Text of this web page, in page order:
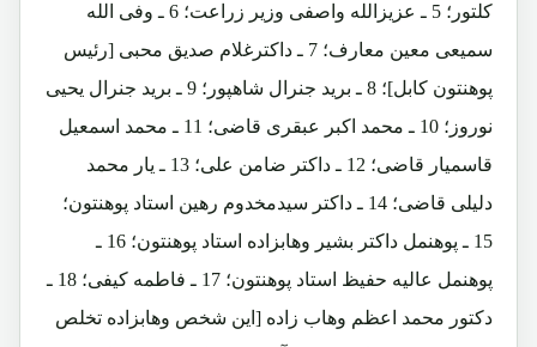
کلتور؛ 5 ـ عزیزالله واصفی وزیر زراعت؛ 6 ـ وفی الله
سمیعی معین معارف؛ 7 ـ داکترغلام صدیق محبی [رئیس
پوهنتون کابل]؛ 8 ـ برید جنرال شاهپور؛ 9 ـ برید جنرال یحیی
نوروز؛ 10 ـ محمد اکبر عبقری قاضی؛ 11 ـ محمد اسمعیل
قاسمیار قاضی؛ 12 ـ داکتر ضامن علی؛ 13 ـ یار محمد
دلیلی قاضی؛ 14 ـ داکتر سیدمخدوم رهین استاد پوهنتون؛
15 ـ پوهنمل داکتر بشیر وهابزاده استاد پوهنتون؛ 16 ـ
پوهنمل عالیه حفیظ استاد پوهنتون؛ 17 ـ فاطمه کیفی؛ 18 ـ
دکتور محمد اعظم وهاب زاده [این شخص وهابزاده تخلص